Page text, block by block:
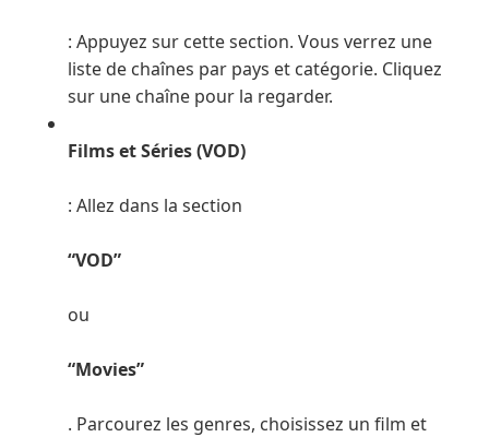
: Appuyez sur cette section. Vous verrez une
liste de chaînes par pays et catégorie. Cliquez
sur une chaîne pour la regarder.
Films et Séries (VOD)
: Allez dans la section
“VOD”
ou
“Movies”
. Parcourez les genres, choisissez un film et